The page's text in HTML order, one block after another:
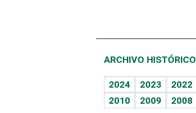
ARCHIVO HISTÓRICO
2024 2023 2022
2010
2009 2008